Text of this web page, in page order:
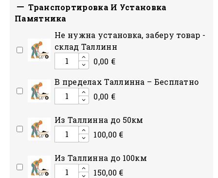
 Транспортировка И Установка
Памятникa
Hе нужна установка, заберу товар -
склад Таллинн
0,00 €
В пределах Таллинна – Бесплатно
0,00 €
Из Таллинна до 50км
100,00 €
Из Таллинна до 100км
150,00 €